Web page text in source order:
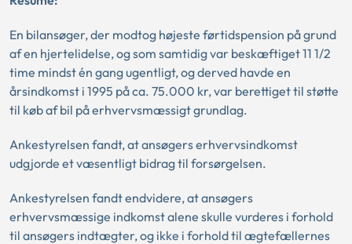
En bilansøger, der modtog højeste førtidspension på grund
af en hjertelidelse, og som samtidig var beskæftiget 11 1/2
time mindst én gang ugentligt, og derved havde en
årsindkomst i 1995 på ca. 75.000 kr, var berettiget til støtte
til køb af bil på erhvervsmæssigt grundlag.
Ankestyrelsen fandt, at ansøgers erhvervsindkomst
udgjorde et væsentligt bidrag til forsørgelsen.
Ankestyrelsen fandt endvidere, at ansøgers
erhvervsmæssige indkomst alene skulle vurderes i forhold
til ansøgers indtægter, og ikke i forhold til ægtefællernes